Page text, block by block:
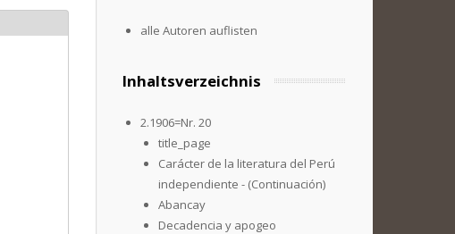
alle Autoren auflisten
Inhaltsverzeichnis
2.1906=Nr. 20
title_page
Carácter de la literatura del Perú
independiente - (Continuación)
Abancay
Decadencia y apogeo